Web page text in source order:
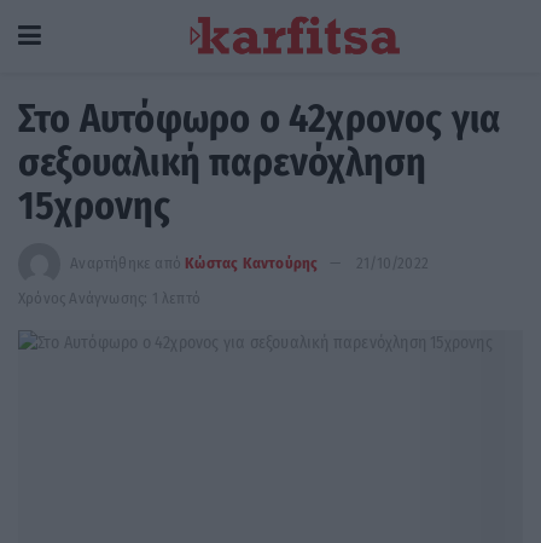
Στο Αυτόφωρο ο 42χρονος για
σεξουαλική παρενόχληση
15χρονης
Αναρτήθηκε από Κώστας Καντούρης
21/10/2022
Χρόνος Ανάγνωσης: 1 λεπτό